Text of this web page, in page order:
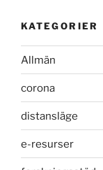
KATEGORIER
Allmän
corona
distansläge
e-resurser